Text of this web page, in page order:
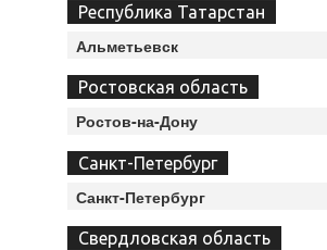
Республика Татарстан
Альметьевск
Ростовская область
Ростов-на-Дону
Санкт-Петербург
Санкт-Петербург
Свердловская область